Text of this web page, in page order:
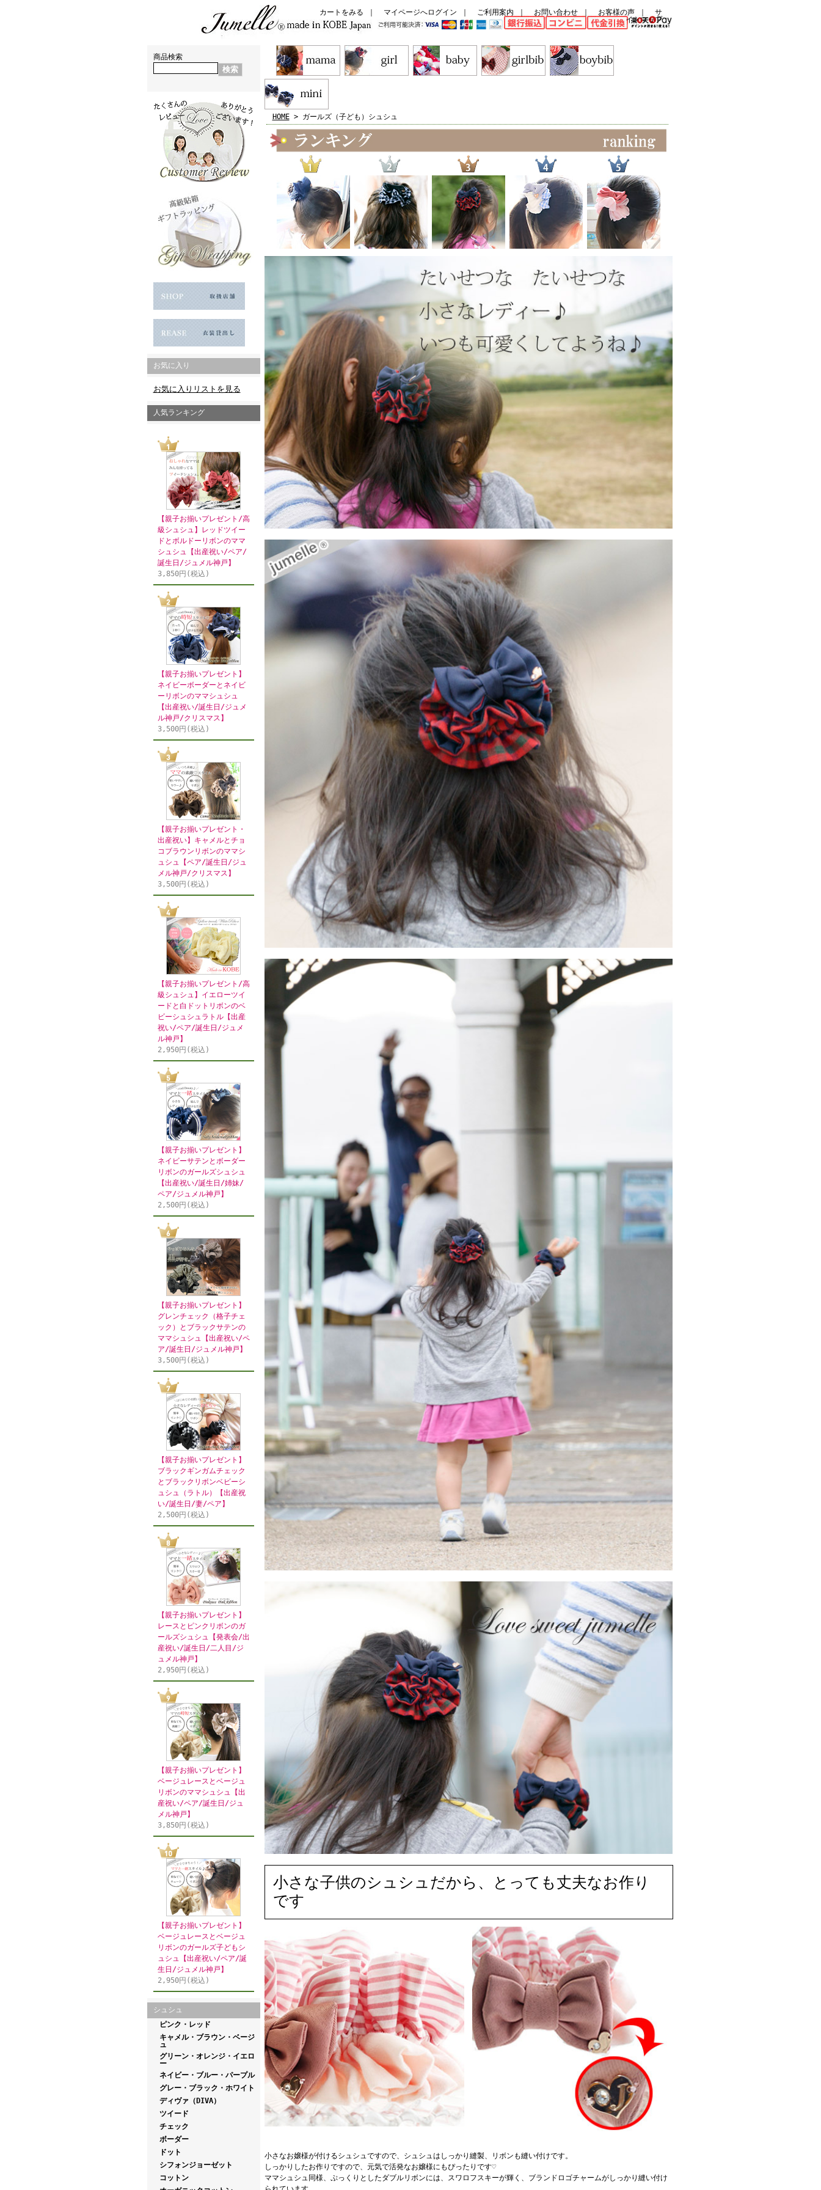
カートをみる マイページへログイン ご利用案内 お問い合わせ｜ お客様の声｜
サ
イトマップ
商品検索
お気に入り
お気に入りリストを見る
人気ランキング
【親子お揃いプレゼント/高
級シュシュ】レッドツイー
ドとボルドーリボンのママ
シュシュ【出産祝い/ペア/
誕生日/ジュメル神戸】
3,850円(税込)
【親子お揃いプレゼント】
ネイビーボーダーとネイビ
ーリボンのママシュシュ
【出産祝い/誕生日/ジュメ
ル神戸/クリスマス】
3,500円(税込)
【親子お揃いプレゼント・
出産祝い】キャメルとチョ
コブラウンリボンのママシ
ュシュ【ペア/誕生日/ジュ
メル神戸/クリスマス】
3,500円(税込)
【親子お揃いプレゼント/高
級シュシュ】イエローツイ
ードと白ドットリボンのベ
ビーシュシュラトル【出産
祝い/ペア/誕生日/ジュメ
ル神戸】
2,950円(税込)
【親子お揃いプレゼント】
ネイビーサテンとボーダー
リボンのガールズシュシュ
【出産祝い/誕生日/姉妹/
ペア/ジュメル神戸】
2,500円(税込)
【親子お揃いプレゼント】
グレンチェック（格子チェ
ック）とブラックサテンの
ママシュシュ【出産祝い/ペ
ア/誕生日/ジュメル神戸】
3,500円(税込)
【親子お揃いプレゼント】
ブラックギンガムチェック
とブラックリボンベビーシ
ュシュ（ラトル）【出産祝
い/誕生日/妻/ペア】
2,500円(税込)
【親子お揃いプレゼント】
レースとピンクリボンのガ
ールズシュシュ【発表会/出
産祝い/誕生日/二人目/ジ
ュメル神戸】
2,950円(税込)
【親子お揃いプレゼント】
ベージュレースとベージュ
リボンのママシュシュ【出
産祝い/ペア/誕生日/ジュ
メル神戸】
3,850円(税込)
【親子お揃いプレゼント】
ベージュレースとベージュ
リボンのガールズ子どもシ
ュシュ【出産祝い/ペア/誕
生日/ジュメル神戸】
2,950円(税込)
シュシュ
ピンク・レッド
キャメル・ブラウン・ベージ
ュ
グリーン・オレンジ・イエロ
ー
ネイビー・ブルー・パープル
グレー・ブラック・ホワイト
ディヴァ（DIVA）
ツイード
チェック
ボーダー
ドット
シフォンジョーゼット
コットン
HOME> ガールズ（子ども）シュシュ
小さな子供のシュシュだから、とっても丈夫なお作り
です
小さなお嬢様が付けるシュシュですので、シュシュはしっかり縫製、リボンも縫い付けです。
しっかりしたお作りですので、元気で活発なお嬢様にもぴったりです♡
ママシュシュ同様、ぷっくりとしたダブルリボンには、スワロフスキーが輝く、ブランドロゴチャームがしっかり縫い付け